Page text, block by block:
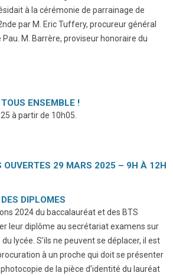
à la cérémonie de parrainage de
par M. Eric Tuffery, procureur général
Pau. M. Barrère, proviseur honoraire du
ENSEMBLE !
à partir de 10h05.
OUVERTES 29 MARS 2025 – 9H À 12H
DIPLOMES
2024 du baccalauréat et des BTS
leur diplôme au secrétariat examens sur
lycée. S’ils ne peuvent se déplacer, il est
à un proche qui doit se présenter
de la pièce d’identité du lauréat